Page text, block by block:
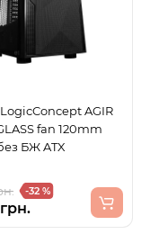
AGIR
fan 120mm
БЖ ATX
-32 %